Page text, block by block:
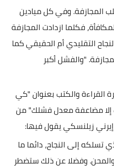
المجازفة. وفي كل ميادين
فكلما ازدادت المجازفة
التقليدي أم الحقيقي كما
"والفشل أكبر
القراءة والكتب بعنوان "كي
مضاعفة معدل فشلك" من
إيرني زيلنسكي يقول فيها:
تسلكه إلى النجاح، دائما ما
وفضلا عن ذلك ستضطر